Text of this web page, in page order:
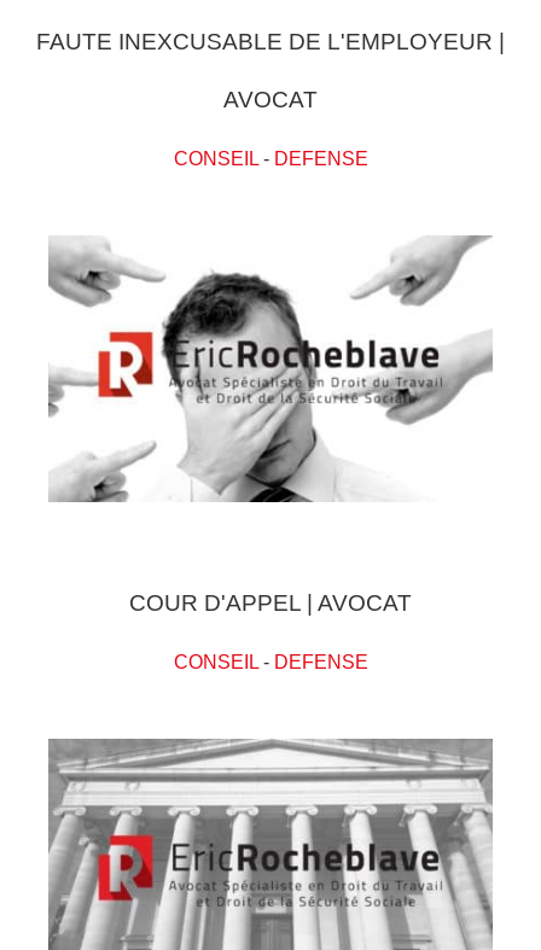
FAUTE INEXCUSABLE DE L'EMPLOYEUR |
AVOCAT
CONSEIL- DEFENSE
COUR D'APPEL | AVOCAT
CONSEIL- DEFENSE